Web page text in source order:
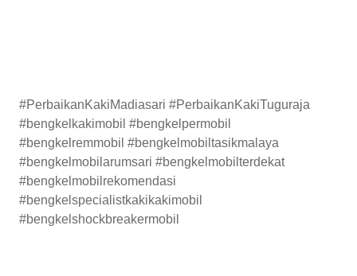
#PerbaikanKakiMadiasari #PerbaikanKakiTuguraja
#bengkelkakimobil #bengkelpermobil
#bengkelremmobil #bengkelmobiltasikmalaya
#bengkelmobilarumsari #bengkelmobilterdekat
#bengkelmobilrekomendasi
#bengkelspecialistkakikakimobil
#bengkelshockbreakermobil